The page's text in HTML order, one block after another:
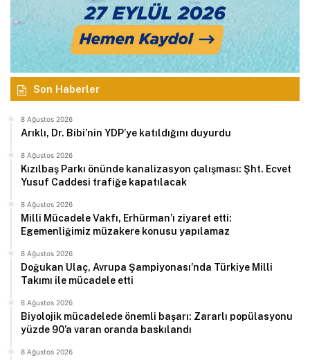
Son Haberler
8 Ağustos 2026
Arıklı, Dr. Bibi’nin YDP’ye katıldığını duyurdu
8 Ağustos 2026
Kızılbaş Parkı önünde kanalizasyon çalışması: Şht. Ecvet
Yusuf Caddesi trafiğe kapatılacak
8 Ağustos 2026
Milli Mücadele Vakfı, Erhürman’ı ziyaret etti:
Egemenliğimiz müzakere konusu yapılamaz
8 Ağustos 2026
Doğukan Ulaç, Avrupa Şampiyonası’nda Türkiye Milli
Takımı ile mücadele etti
8 Ağustos 2026
Biyolojik mücadelede önemli başarı: Zararlı popülasyonu
yüzde 90’a varan oranda baskılandı
8 Ağustos 2026